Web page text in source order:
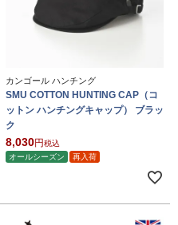
カンゴール ハンチング
SMU COTTON HUNTING CAP（コ
ットン ハンチングキャップ） ブラッ
ク
8,030
税込
オールシーズン
再入荷